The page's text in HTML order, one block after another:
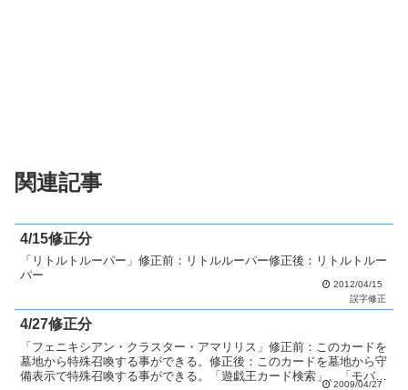
関連記事
4/15修正分
「リトルトルーパー」修正前：リトルルーパー修正後：リトルトルー
パー
2012/04/15
誤字修正
4/27修正分
「フェニキシアン・クラスター・アマリリス」修正前：このカードを
墓地から特殊召喚する事ができる。修正後：このカードを墓地から守
備表示で特殊召喚する事ができる。「遊戯王カード検索」、「モバイ
2009/04/27